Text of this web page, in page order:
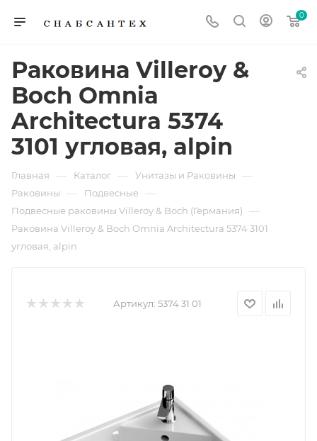
0
Раковина Villeroy &
Boch Omnia
Architectura 5374
3101 угловая, alpin
Главная — Каталог — Унитазы и Раковины —
Раковины — Подвесные —
Подвесные раковины Villeroy & Boch (Германия) —
Раковина Villeroy & Boch Omnia Architectura 5374 3101
угловая, alpin
Артикул: 5374 31 01